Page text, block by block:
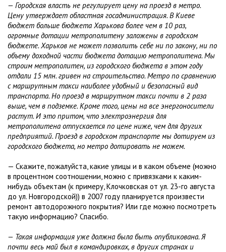
— Городская власть не регулирует цену на проезд в метро.
Цену утверждает областная госадминистрация. В Киеве
бюджет больше бюджета Харькова более чем в 10 раз,
огромные дотации метрополитену заложены в городском
бюджете. Харьков не может позволить себе ни по закону, ни по
объему доходной части бюджета дотацию метрополитена. Мы
строим метрополитен, из городского бюджета в этом году
отдали 15 млн. гривен на строительство. Метро по сравнению
с маршрутным такси наиболее удобный и безопасный вид
транспорта. Но проезд в маршрутном такси почти в 2 раза
выше, чем в подземке. Кроме того, цены на все энергоносители
растут. И это притом, что электроэнергия для
метрополитена отпускается по цене ниже, чем для других
предприятий. Проезд в городском транспорте мы дотируем из
городского бюджета, но метро дотировать не можем.
— Скажите, пожалуйста, какие улицы и в каком объеме (можно
в процентном соотношении, можно с привязками к каким-
нибудь объектам (к примеру, Клочковская от ул. 23-го августа
до ул. Новгородской)) в 2007 году планируется произвести
ремонт автодорожного покрытия? Или где можно посмотреть
такую информацию? Спасибо.
— Такая информация уже должна была быть опубликована. Я
почти весь май был в командировках, в других странах и